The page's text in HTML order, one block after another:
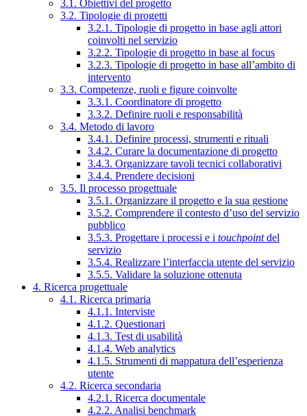
3.1. Obiettivi del progetto
3.2. Tipologie di progetti
3.2.1. Tipologie di progetto in base agli attori
coinvolti nel servizio
3.2.2. Tipologie di progetto in base al focus
3.2.3. Tipologie di progetto in base all’ambito di
intervento
3.3. Competenze, ruoli e figure coinvolte
3.3.1. Coordinatore di progetto
3.3.2. Definire ruoli e responsabilità
3.4. Metodo di lavoro
3.4.1. Definire processi, strumenti e rituali
3.4.2. Curare la documentazione di progetto
3.4.3. Organizzare tavoli tecnici collaborativi
3.4.4. Prendere decisioni
3.5. Il processo progettuale
3.5.1. Organizzare il progetto e la sua gestione
3.5.2. Comprendere il contesto d’uso del servizio
pubblico
3.5.3. Progettare i processi e i touchpointdel
servizio
3.5.4. Realizzare l’interfaccia utente del servizio
3.5.5. Validare la soluzione ottenuta
4. Ricerca progettuale
4.1. Ricerca primaria
4.1.1. Interviste
4.1.2. Questionari
4.1.3. Test di usabilità
4.1.4. Web analytics
4.1.5. Strumenti di mappatura dell’esperienza
utente
4.2. Ricerca secondaria
4.2.1. Ricerca documentale
4.2.2. Analisi benchmark